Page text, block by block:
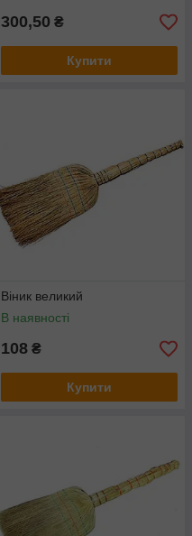
300,50 ₴
Купити
Віник великий
В наявності
108 ₴
Купити